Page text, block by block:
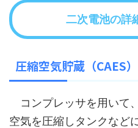
二次電池の詳
圧縮空気貯蔵（CAES）
コンプレッサを用いて
空気を圧縮しタンクなど